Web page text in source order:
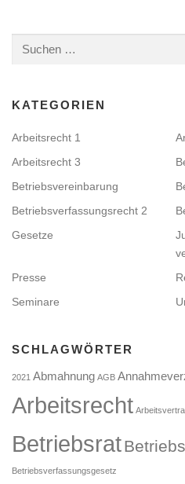
nach:
KATEGORIEN
Arbeitsrecht 1
Arbeitsrecht 3
Betriebsvereinbarung
Betriebsverfassungsrecht 2
Gesetze
Presse
Seminare
SCHLAGWÖRTER
2021 Abmahnung AGB
Arbeitsrecht
Betriebsrat
Betriebsverfassungsgesetz